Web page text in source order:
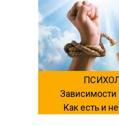
Как есть и